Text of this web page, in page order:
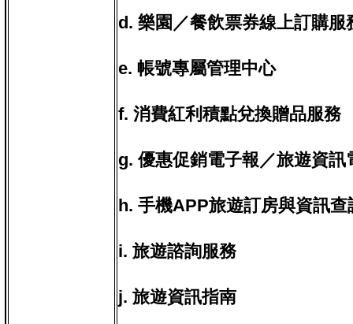
d. 樂園／餐飲票券線上訂購服
e. 帳號專屬管理中心
f. 消費紅利積點兌換贈品服務
g. 優惠促銷電子報／旅遊資訊
h. 手機APP旅遊訂房與資訊查
i. 旅遊諮詢服務
j. 旅遊資訊指南